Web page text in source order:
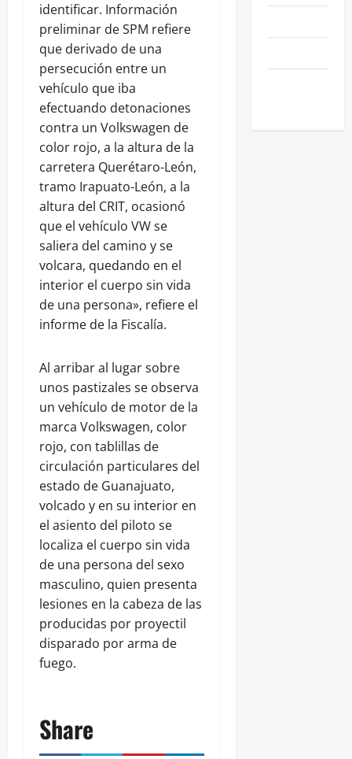
identificar. Información
preliminar de SPM refiere
que derivado de una
persecución entre un
vehículo que iba
efectuando detonaciones
contra un Volkswagen de
color rojo, a la altura de la
carretera Querétaro-León,
tramo Irapuato-León, a la
altura del CRIT, ocasionó
que el vehículo VW se
saliera del camino y se
volcara, quedando en el
interior el cuerpo sin vida
de una persona», refiere el
informe de la Fiscalía.
Al arribar al lugar sobre
unos pastizales se observa
un vehículo de motor de la
marca Volkswagen, color
rojo, con tablillas de
circulación particulares del
estado de Guanajuato,
volcado y en su interior en
el asiento del piloto se
localiza el cuerpo sin vida
de una persona del sexo
masculino, quien presenta
lesiones en la cabeza de las
producidas por proyectil
disparado por arma de
fuego.
Share